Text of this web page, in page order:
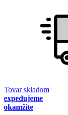
Tovar skladom
expedujeme
okamžite